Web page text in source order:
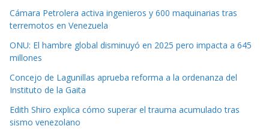
Cámara Petrolera activa ingenieros y 600 maquinarias tras
terremotos en Venezuela
ONU: El hambre global disminuyó en 2025 pero impacta a 645
millones
Concejo de Lagunillas aprueba reforma a la ordenanza del
Instituto de la Gaita
Edith Shiro explica cómo superar el trauma acumulado tras
sismo venezolano